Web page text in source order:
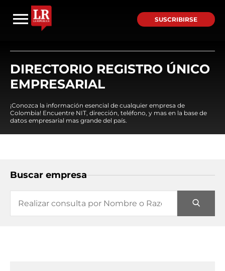
SUSCRIBIRSE
DIRECTORIO REGISTRO ÚNICO
EMPRESARIAL
¡Conozca la información esencial de cualquier empresa de
Colombia! Encuentre NIT, dirección, teléfono, y mas en la base de
datos empresarial mas grande del país.
Buscar empresa